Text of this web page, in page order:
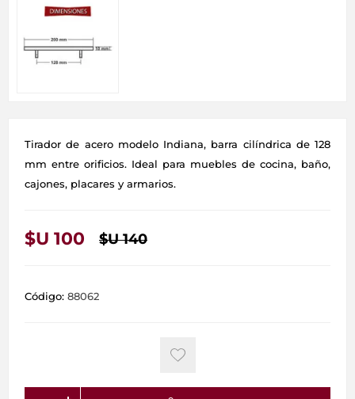
Tirador de acero modelo Indiana, barra cilíndrica de 128
mm entre orificios. Ideal para muebles de cocina, baño,
cajones, placares y armarios.
$U 100 $U 140
Código: 88062